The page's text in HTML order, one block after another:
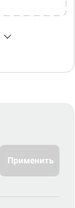
Применить